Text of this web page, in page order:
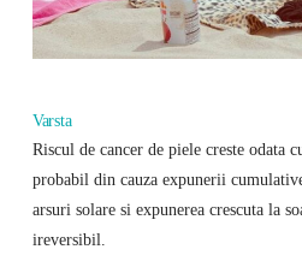
Varsta
Riscul de cancer de piele creste odata
probabil din cauza expunerii
arsuri solare si expunerea crescuta la
ireversibil.